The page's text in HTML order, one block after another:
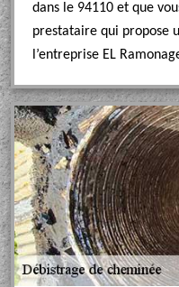
dans le 94110 et que
prestataire qui propose
l’entreprise EL